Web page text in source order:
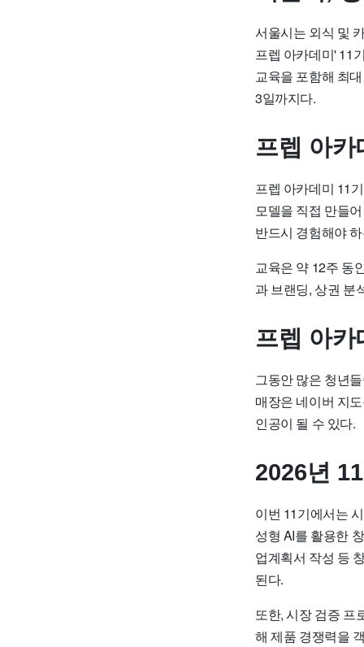
서울시는 외식 및
프렙 아카데미' 11
교육을 포함해 최
3일까지다.
프렙 아카
프렙 아카데미 11
모델을 직접 만들
반드시 경험해야
교육은 약 12주 동
과 브랜딩, 상권 분
프렙 아카
그동안 많은 청년
매장은 네이버 지
인공이 될 수 있다.
2026년
이번 11기에서는
성형 AI를 활용한
업계획서 작성 등
된다.
또한, 시장 검증 프
해 제품 경쟁력을